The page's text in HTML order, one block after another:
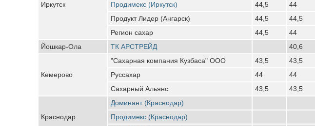
Иркутск
Продимекс (Иркутск)
44,5
44
Продукт Лидер (Ангарск)
44,5
44,5
Регион сахар
44,5
44
Йошкар-Ола
ТК АРСТРЕЙД 40,6
Кемерово
"Сахарная компания Кузбаса" ООО 43,5
43,5
Руссахар
44
44
Сахарный Альянс
43,5 43,5
Краснодар
Доминант (Краснодар)
Продимекс (Краснодар)